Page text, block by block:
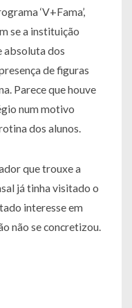
‘V+Fama’,
se a instituição
absoluta dos
de figuras
Parece que houve
num motivo
dos alunos.
que trouxe a
já tinha visitado o
interesse em
não se concretizou.